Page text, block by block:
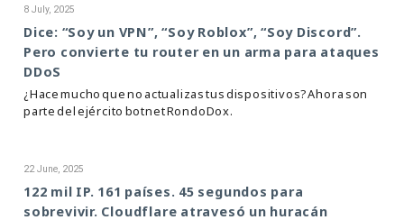
8 July, 2025
Dice: “Soy un VPN”, “Soy Roblox”, “Soy Discord”.
Pero convierte tu router en un arma para ataques
DDoS
¿Hace mucho que no actualizas tus dispositivos? Ahora son
parte del ejército botnet RondoDox.
22 June, 2025
122 mil IP. 161 países. 45 segundos para
sobrevivir. Cloudflare atravesó un huracán